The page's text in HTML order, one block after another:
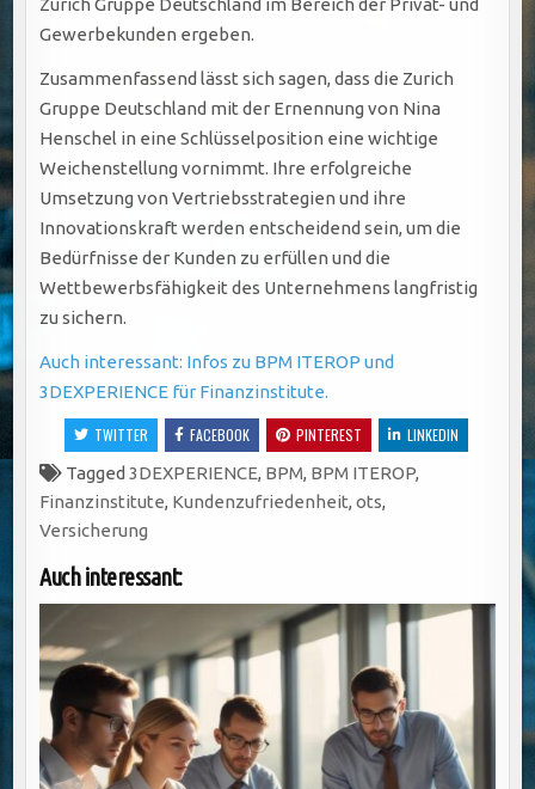
Gewerbekunden ergeben.
Zusammenfassend lässt sich sagen, dass die Zurich
Gruppe Deutschland mit der Ernennung von Nina
Henschel in eine Schlüsselposition eine wichtige
Weichenstellung vornimmt. Ihre erfolgreiche
Umsetzung von Vertriebsstrategien und ihre
Innovationskraft werden entscheidend sein, um die
Bedürfnisse der Kunden zu erfüllen und die
Wettbewerbsfähigkeit des Unternehmens langfristig
zu sichern.
Auch interessant: Infos zu BPM ITEROP und
3DEXPERIENCE für Finanzinstitute.
TWITTER FACEBOOK PINTEREST
LINKEDIN
Tagged3DEXPERIENCE, BPM, BPM ITEROP,
Finanzinstitute, Kundenzufriedenheit,ots,
Versicherung
Auch interessant: